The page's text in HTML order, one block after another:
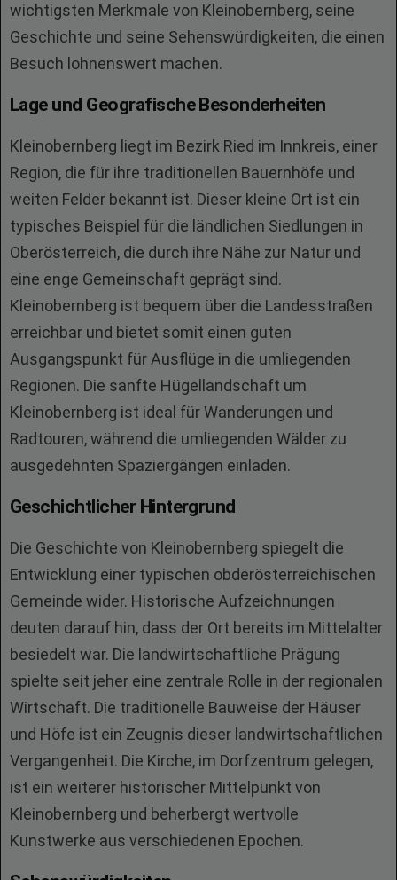
wichtigsten Merkmale von Kleinobernberg, seine
Geschichte und seine Sehenswürdigkeiten, die einen
Besuch lohnenswert machen.
Lage und Geografische Besonderheiten
Kleinobernberg liegt im Bezirk Ried im Innkreis, einer
Region, die für ihre traditionellen Bauernhöfe und
weiten Felder bekannt ist. Dieser kleine Ort ist ein
typisches Beispiel für die ländlichen Siedlungen in
Oberösterreich, die durch ihre Nähe zur Natur und
eine enge Gemeinschaft geprägt sind.
Kleinobernberg ist bequem über die Landesstraßen
erreichbar und bietet somit einen guten
Ausgangspunkt für Ausflüge in die umliegenden
Regionen. Die sanfte Hügellandschaft um
Kleinobernberg ist ideal für Wanderungen und
Radtouren, während die umliegenden Wälder zu
ausgedehnten Spaziergängen einladen.
Geschichtlicher Hintergrund
Die Geschichte von Kleinobernberg spiegelt die
Entwicklung einer typischen obderösterreichischen
Gemeinde wider. Historische Aufzeichnungen
deuten darauf hin, dass der Ort bereits im Mittelalter
besiedelt war. Die landwirtschaftliche Prägung
spielte seit jeher eine zentrale Rolle in der regionalen
Wirtschaft. Die traditionelle Bauweise der Häuser
und Höfe ist ein Zeugnis dieser landwirtschaftlichen
Vergangenheit. Die Kirche, im Dorfzentrum gelegen,
ist ein weiterer historischer Mittelpunkt von
Kleinobernberg und beherbergt wertvolle
Kunstwerke aus verschiedenen Epochen.